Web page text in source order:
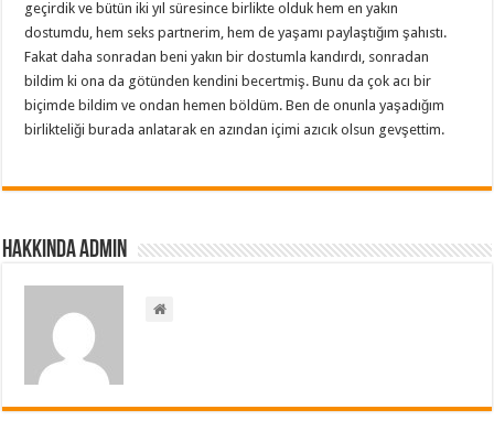
geçirdik ve bütün iki yıl süresince birlikte olduk hem en yakın
dostumdu, hem seks partnerim, hem de yaşamı paylaştığım şahıstı.
Fakat daha sonradan beni yakın bir dostumla kandırdı, sonradan
bildim ki ona da götünden kendini becertmiş. Bunu da çok acı bir
biçimde bildim ve ondan hemen böldüm. Ben de onunla yaşadığım
birlikteliği burada anlatarak en azından içimi azıcık olsun gevşettim.
Hakkında admin